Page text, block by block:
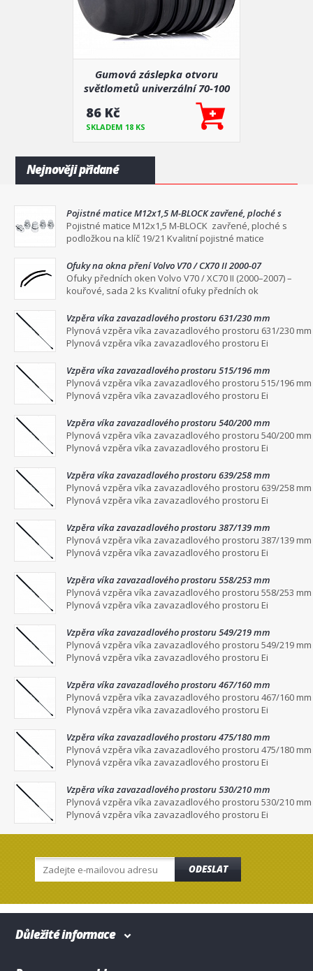
Gumová záslepka otvoru
světlometů univerzální 70-100
86 Kč
SKLADEM 18 KS
Nejnověji přidané
Pojistné matice M12x1,5 M-BLOCK zavřené, ploché s
podložkou na klíč 19/21
Pojistné matice M12x1,5 M-BLOCK zavřené, ploché s
podložkou na klíč 19/21 Kvalitní pojistné matice
Ofuky na okna pření Volvo V70 / CX70 II 2000-07
Ofuky předních oken Volvo V70 / XC70 II (2000–2007) –
kouřové, sada 2 ks Kvalitní ofuky předních ok
Vzpěra víka zavazadlového prostoru 631/230 mm
Plynová vzpěra víka zavazadlového prostoru 631/230 mm
Plynová vzpěra víka zavazadlového prostoru Ei
Vzpěra víka zavazadlového prostoru 515/196 mm
Plynová vzpěra víka zavazadlového prostoru 515/196 mm
Plynová vzpěra víka zavazadlového prostoru Ei
Vzpěra víka zavazadlového prostoru 540/200 mm
Plynová vzpěra víka zavazadlového prostoru 540/200 mm
Plynová vzpěra víka zavazadlového prostoru Ei
Vzpěra víka zavazadlového prostoru 639/258 mm
Plynová vzpěra víka zavazadlového prostoru 639/258 mm
Plynová vzpěra víka zavazadlového prostoru Ei
Vzpěra víka zavazadlového prostoru 387/139 mm
Plynová vzpěra víka zavazadlového prostoru 387/139 mm
Plynová vzpěra víka zavazadlového prostoru Ei
Vzpěra víka zavazadlového prostoru 558/253 mm
Plynová vzpěra víka zavazadlového prostoru 558/253 mm
Plynová vzpěra víka zavazadlového prostoru Ei
Vzpěra víka zavazadlového prostoru 549/219 mm
Plynová vzpěra víka zavazadlového prostoru 549/219 mm
Plynová vzpěra víka zavazadlového prostoru Ei
Vzpěra víka zavazadlového prostoru 467/160 mm
Plynová vzpěra víka zavazadlového prostoru 467/160 mm
Plynová vzpěra víka zavazadlového prostoru Ei
Vzpěra víka zavazadlového prostoru 475/180 mm
Plynová vzpěra víka zavazadlového prostoru 475/180 mm
Plynová vzpěra víka zavazadlového prostoru Ei
Vzpěra víka zavazadlového prostoru 530/210 mm
Plynová vzpěra víka zavazadlového prostoru 530/210 mm
Plynová vzpěra víka zavazadlového prostoru Ei
ODESLAT
Důležité informace